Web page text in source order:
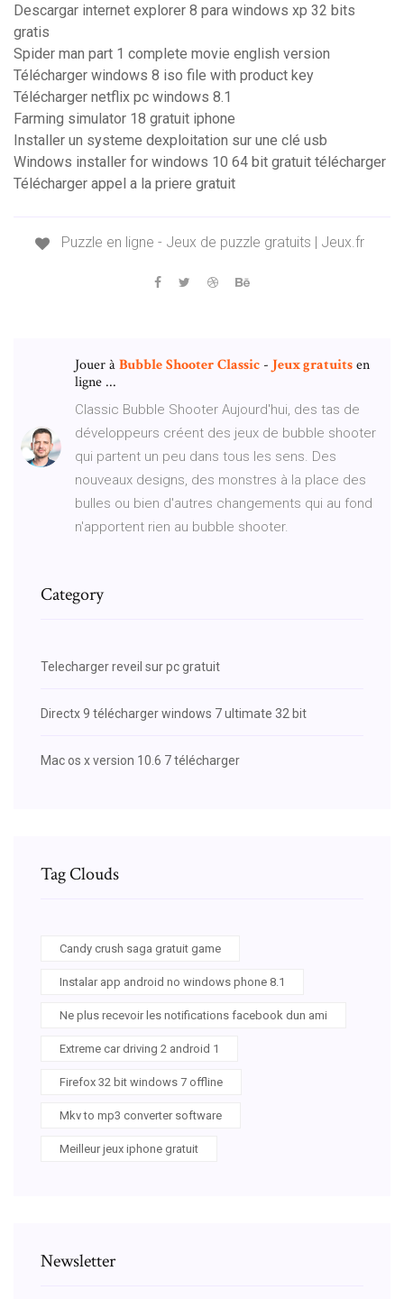
Descargar internet explorer 8 para windows xp 32 bits
gratis
Spider man part 1 complete movie english version
Télécharger windows 8 iso file with product key
Télécharger netflix pc windows 8.1
Farming simulator 18 gratuit iphone
Installer un systeme dexploitation sur une clé usb
Windows installer for windows 10 64 bit gratuit télécharger
Télécharger appel a la priere gratuit
Puzzle en ligne - Jeux de puzzle gratuits | Jeux.fr
Jouer àBubbleShooterClassic - Jeux gratuitsen
ligne ...
Classic Bubble Shooter Aujourd'hui, des tas de
développeurs créent des jeux de bubble shooter
qui partent un peu dans tous les sens. Des
nouveaux designs, des monstres à la place des
bulles ou bien d'autres changements qui au fond
n'apportent rien au bubble shooter.
Category
Telecharger reveil sur pc gratuit
Directx 9 télécharger windows 7 ultimate 32 bit
Mac os x version 10.6 7 télécharger
Tag Clouds
Candy crush saga gratuit game
Instalar app android no windows phone 8.1
Ne plus recevoir les notifications facebook dun ami
Extreme car driving 2 android 1
Firefox 32 bit windows 7 offline
Mkv to mp3 converter software
Meilleur jeux iphone gratuit
Newsletter